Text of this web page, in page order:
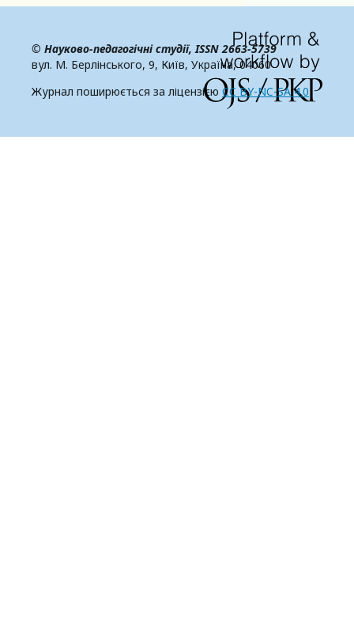
© Науково-педагогічні студії,ISSN 2663-5739
вул. М. Берлінського, 9, Київ, Україна, 04060
Журнал поширюється за ліцензією CC BY-NC-SA 4.0